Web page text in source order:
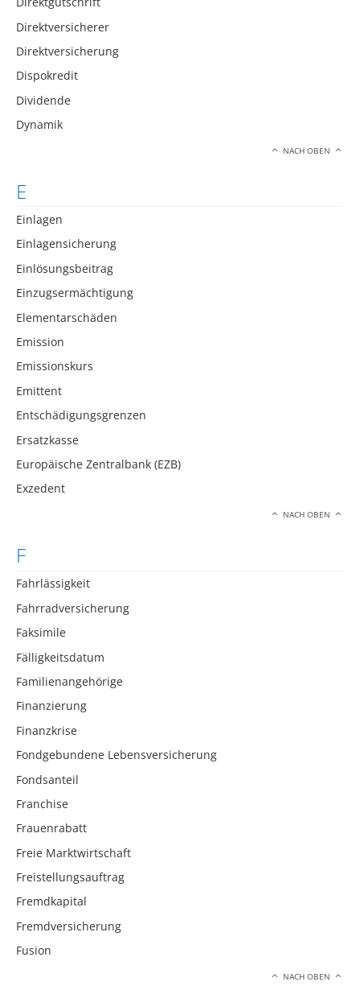
Direktversicherer
Direktversicherung
Dispokredit
Dividende
Dynamik
NACH OBEN
E
Einlagen
Einlagensicherung
Einlösungsbeitrag
Einzugsermächtigung
Elementarschäden
Emission
Emissionskurs
Emittent
Entschädigungsgrenzen
Ersatzkasse
Europäische Zentralbank (EZB)
Exzedent
NACH OBEN
F
Fahrlässigkeit
Fahrradversicherung
Faksimile
Fälligkeitsdatum
Familienangehörige
Finanzierung
Finanzkrise
Fondgebundene Lebensversicherung
Fondsanteil
Franchise
Frauenrabatt
Freie Marktwirtschaft
Freistellungsauftrag
Fremdkapital
Fremdversicherung
Fusion
NACH OBEN